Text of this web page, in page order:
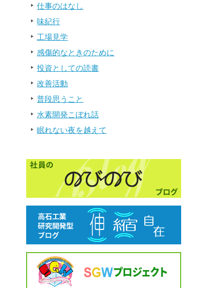
仕事のはなし
味紀行
工場見学
感傷的なときのために
投資としての読書
改善活動
普段思うこと
水素開発こぼれ話
眠れない夜を越えて